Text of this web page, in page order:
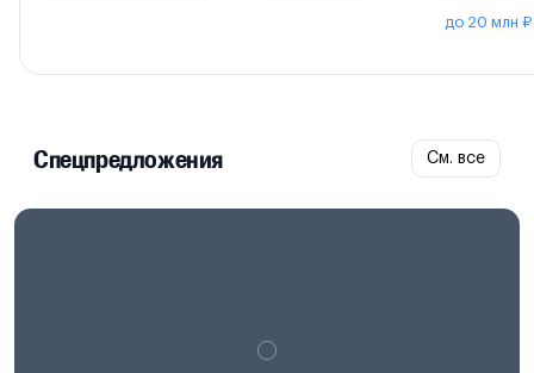
до 20 млн ₽
Спецпредложения См. все